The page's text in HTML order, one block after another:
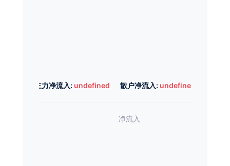
主力净流入: undefined 散户净流入: undefined